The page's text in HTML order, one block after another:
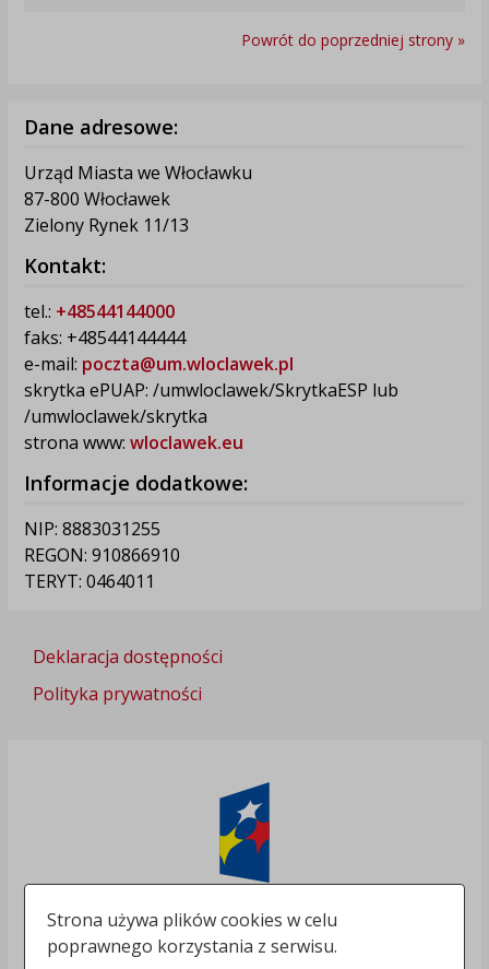
Powrót do poprzedniej strony »
Dane adresowe:
Urząd Miasta we Włocławku
87-800 Włocławek
Zielony Rynek 11/13
Kontakt:
tel.: +48544144000
faks: +48544144444
e-mail: poczta@um.wloclawek.pl
skrytka ePUAP: /umwloclawek/SkrytkaESP lub
/umwloclawek/skrytka
strona www: wloclawek.eu
Informacje dodatkowe:
NIP: 8883031255
REGON: 910866910
TERYT: 0464011
Deklaracja dostępności
Polityka prywatności
Strona używa plików cookies w celu
poprawnego korzystania z serwisu.